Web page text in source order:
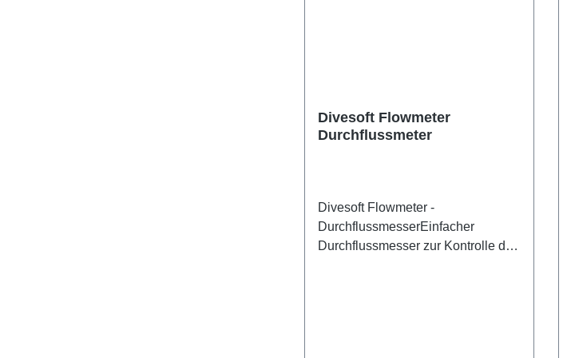
Divesoft Flowmeter
Durchflussmeter
Divesoft Flowmeter -
DurchflussmesserEinfacher
Durchflussmesser zur Kontrolle der